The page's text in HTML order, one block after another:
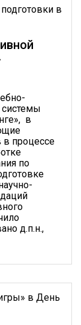
системы
в
в процессе
по
д.п.н.,